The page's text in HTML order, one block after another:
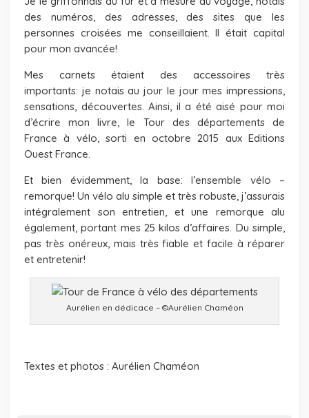
des numéros, des adresses, des sites que les
personnes croisées me conseillaient. Il était capital
pour mon avancée!
Mes carnets étaient des accessoires très
importants: je notais au jour le jour mes impressions,
sensations, découvertes. Ainsi, il a été aisé pour moi
d’écrire mon livre, le Tour des départements de
France à vélo, sorti en octobre 2015 aux Editions
Ouest France.
Et bien évidemment, la base: l’ensemble vélo –
remorque! Un vélo alu simple et très robuste, j’assurais
intégralement son entretien, et une remorque alu
également, portant mes 25 kilos d’affaires. Du simple,
pas très onéreux, mais très fiable et facile à réparer
et entretenir!
Aurélien en dédicace – ©Aurélien Chaméon
Textes et photos : Aurélien Chaméon